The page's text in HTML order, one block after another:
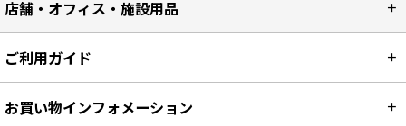
店舗・オフィス・施設用品
ご利用ガイド
お買い物インフォメーション